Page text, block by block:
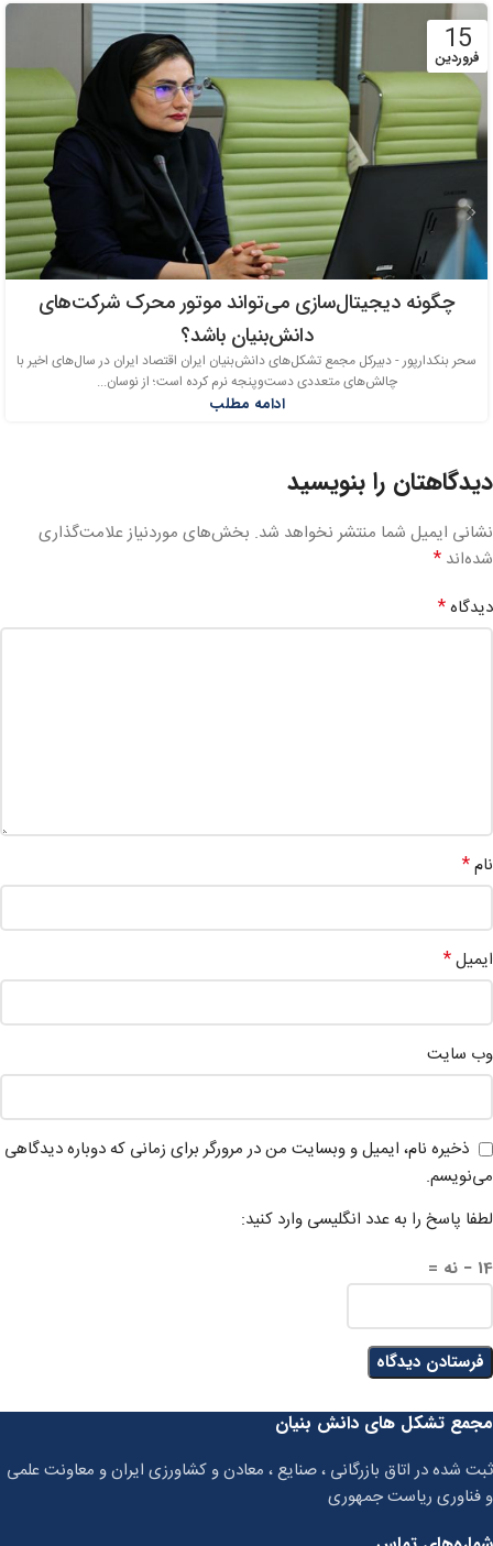
15
فروردین
چگونه دیجیتال‌سازی می‌تواند موتور محرک شرکت‌های
دانش‌بنیان باشد؟
سحر بنکدارپور - دبیرکل مجمع تشکل‌های دانش‌بنیان ایران اقتصاد ایران در سال‌های اخیر با
چالش‌های متعددی دست‌وپنجه نرم کرده است؛ از نوسان...
ادامه مطلب
دیدگاهتان را بنویسید
نشانی ایمیل شما منتشر نخواهد شد. بخش‌های موردنیاز علامت‌گذاری
شده‌اند *
دیدگاه*
نام*
ایمیل*
وب‌ سایت
ذخیره نام، ایمیل و وبسایت من در مرورگر برای زمانی که دوباره دیدگاهی
می‌نویسم.
لطفا پاسخ را به عدد انگلیسی وارد کنید:
14 − نه =
مجمع تشکل های دانش بنیان
ثبت شده در اتاق بازرگانی ، صنایع ، معادن و کشاورزی ایران و معاونت علمی
و فناوری ریاست جمهوری